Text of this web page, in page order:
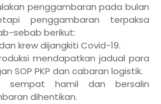
penggambaran pada bulan
penggambaran terpaksa
sebab berikut:
krew dijangkiti Covid-19.
mendapatkan jadual para
SOP PKP dan cabaran logistik.
sempat hamil dan bersalin
dihentikan.